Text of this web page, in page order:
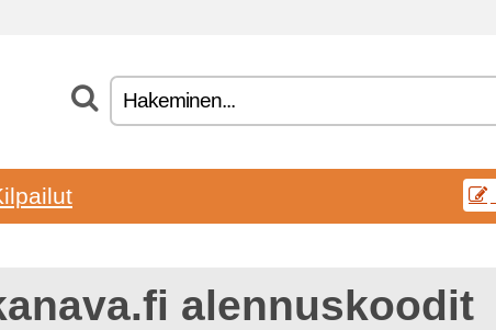
alennuskoodit